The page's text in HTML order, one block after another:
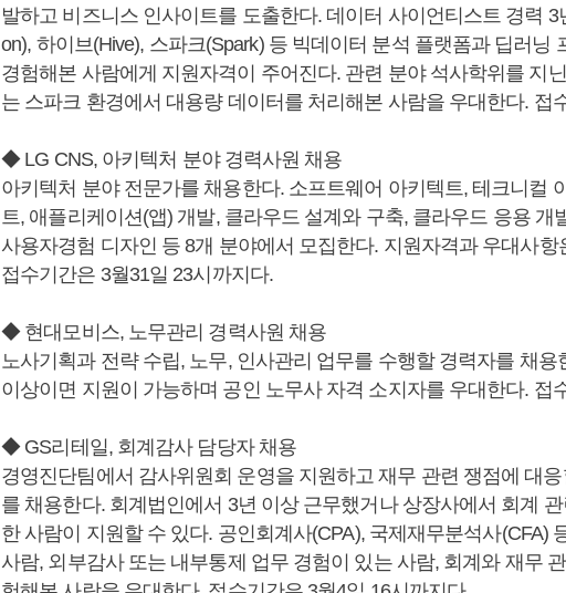
발하고 비즈니스 인사이트를 도출한다. 데이터 사이언티스트 경력 3
on), 하이브(Hive), 스파크(Spark) 등 빅데이터 분석 플랫폼과 딥러닝
경험해본 사람에게 지원자격이 주어진다. 관련 분야 석사학위를 지
는 스파크 환경에서 대용량 데이터를 처리해본 사람을 우대한다. 접
◆ LG CNS, 아키텍처 분야 경력사원 채용
아키텍처 분야 전문가를 채용한다. 소프트웨어 아키텍트, 테크니컬
트, 애플리케이션(앱) 개발, 클라우드 설계와 구축, 클라우드 응용 개
사용자경험 디자인 등 8개 분야에서 모집한다. 지원자격과 우대사항
접수기간은 3월31일 23시까지다.
◆ 현대모비스, 노무관리 경력사원 채용
노사기획과 전략 수립, 노무, 인사관리 업무를 수행할 경력자를 채용
이상이면 지원이 가능하며 공인 노무사 자격 소지자를 우대한다. 접
◆ GS리테일, 회계감사 담당자 채용
경영진단팀에서 감사위원회 운영을 지원하고 재무 관련 쟁점에 대
를 채용한다. 회계법인에서 3년 이상 근무했거나 상장사에서 회계
한 사람이 지원할 수 있다. 공인회계사(CPA), 국제재무분석사(CFA)
사람, 외부감사 또는 내부통제 업무 경험이 있는 사람, 회계와 재무